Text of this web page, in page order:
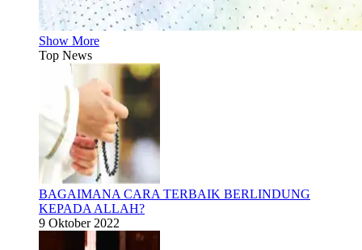
Show More
Top News
BAGAIMANA CARA TERBAIK BERLINDUNG
KEPADA ALLAH?
9 Oktober 2022